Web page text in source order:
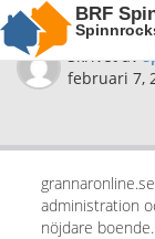
BRF
Skrivet av
februari 7,
administration
nöjdare boende.